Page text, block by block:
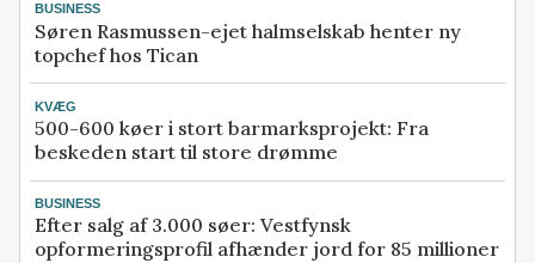
BUSINESS
Søren Rasmussen-ejet halmselskab henter ny
topchef hos Tican
KVÆG
500-600 køer i stort barmarksprojekt: Fra
beskeden start til store drømme
BUSINESS
Efter salg af 3.000 søer: Vestfynsk
opformeringsprofil afhænder jord for 85 millioner